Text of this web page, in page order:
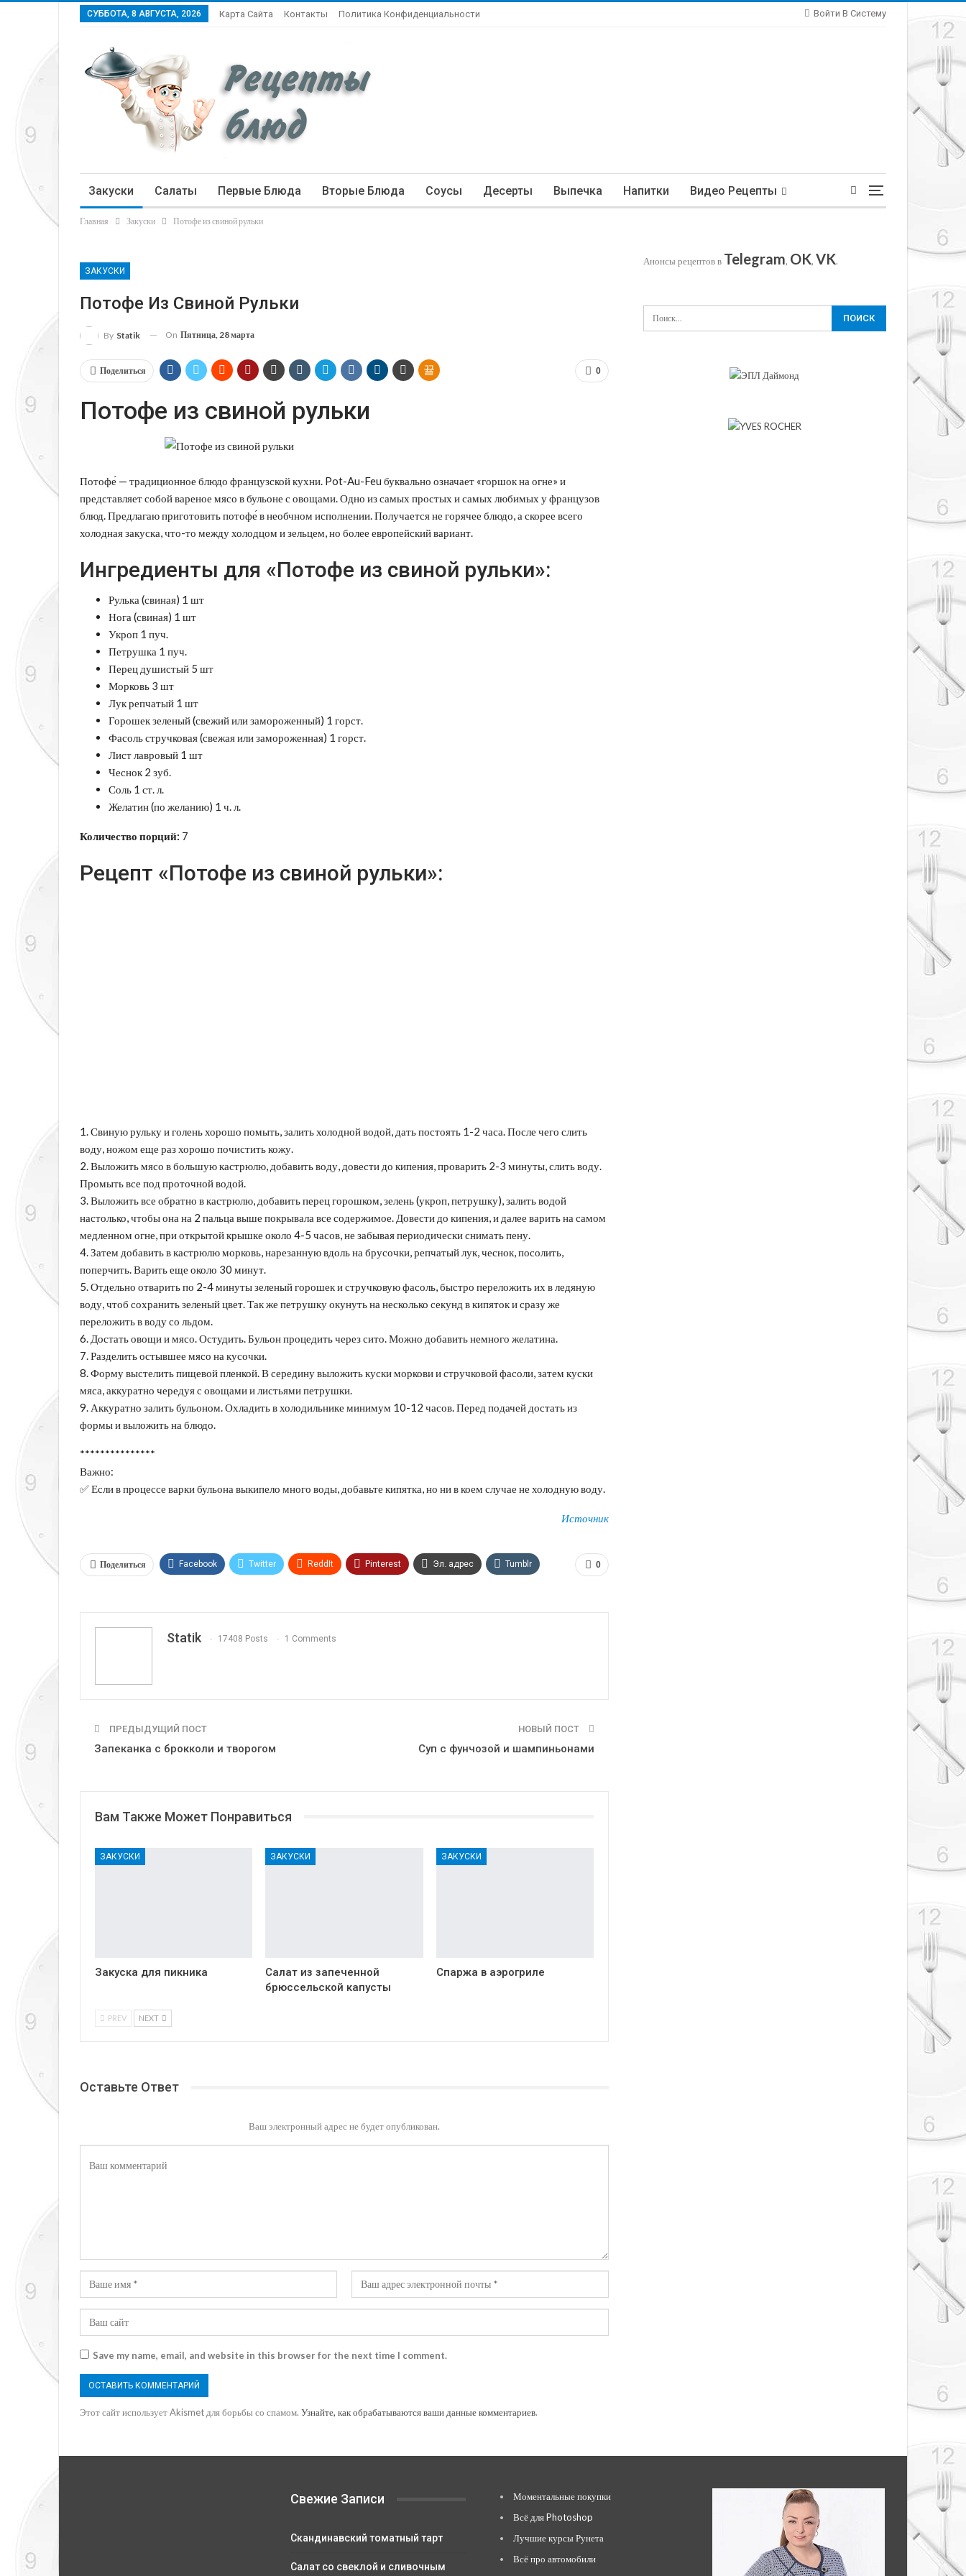
Войти В Систему
СУББОТА, 8 АВГУСТА, 2026 Карта Сайта Контакты Политика Конфиденциальности
Закуски Салаты Первые Блюда Вторые Блюда Соусы Десерты Выпечка Напитки Видео Рецепты
Статьи
Главная Закуски Потофе из свиной рульки
ЗАКУСКИ
Потофе Из Свиной Рульки
By Statik On Пятница, 28 марта
0
Поделиться
Потофе из свиной рульки
Потофе́ — традиционное блюдо французской кухни. Pot-Au-Feu буквально означает «горшок на огне» и
представляет собой вареное мясо в бульоне с овощами. Одно из самых простых и самых любимых у французов
блюд. Предлагаю приготовить потофе́ в необчном исполнении. Получается не горячее блюдо, а скорее всего
холодная закуска, что-то между холодцом и зельцем, но более европейский вариант.
Ингредиенты для «Потофе из свиной рульки»:
Рулька (свиная) 1 шт
Нога (свиная) 1 шт
Укроп 1 пуч.
Петрушка 1 пуч.
Перец душистый 5 шт
Морковь 3 шт
Лук репчатый 1 шт
Горошек зеленый (свежий или замороженный) 1 горст.
Фасоль стручковая (свежая или замороженная) 1 горст.
Лист лавровый 1 шт
Чеснок 2 зуб.
Соль 1 ст. л.
Желатин (по желанию) 1 ч. л.
Количество порций: 7
Рецепт «Потофе из свиной рульки»:
1. Свиную рульку и голень хорошо помыть, залить холодной водой, дать постоять 1-2 часа. После чего слить
воду, ножом еще раз хорошо почистить кожу.
2. Выложить мясо в большую кастрюлю, добавить воду, довести до кипения, проварить 2-3 минуты, слить воду.
Промыть все под проточной водой.
3. Выложить все обратно в кастрюлю, добавить перец горошком, зелень (укроп, петрушку), залить водой
настолько, чтобы она на 2 пальца выше покрывала все содержимое. Довести до кипения, и далее варить на самом
медленном огне, при открытой крышке около 4-5 часов, не забывая периодически снимать пену.
4. Затем добавить в кастрюлю морковь, нарезанную вдоль на брусочки, репчатый лук, чеснок, посолить,
поперчить. Варить еще около 30 минут.
5. Отдельно отварить по 2-4 минуты зеленый горошек и стручковую фасоль, быстро переложить их в ледяную
воду, чтоб сохранить зеленый цвет. Так же петрушку окунуть на несколько секунд в кипяток и сразу же
переложить в воду со льдом.
6. Достать овощи и мясо. Остудить. Бульон процедить через сито. Можно добавить немного желатина.
7. Разделить остывшее мясо на кусочки.
8. Форму выстелить пищевой пленкой. В середину выложить куски моркови и стручковой фасоли, затем куски
мяса, аккуратно чередуя с овощами и листьями петрушки.
9. Аккуратно залить бульоном. Охладить в холодильнике минимум 10-12 часов. Перед подачей достать из
формы и выложить на блюдо.
***************
Важно:
✅ Если в процессе варки бульона выкипело много воды, добавьте кипятка, но ни в коем случае не холодную воду.
Источник
0
Поделиться Facebook Twitter ReddIt Pinterest Эл. адрес Tumblr
Statik 17408 Posts 1 Comments
ПРЕДЫДУЩИЙ ПОСТ
Запеканка с брокколи и творогом
НОВЫЙ ПОСТ
Суп с фунчозой и шампиньонами
Вам Также Может Понравиться
ЗАКУСКИ
Закуска для пикника
ЗАКУСКИ
Салат из запеченной
брюссельской капусты
ЗАКУСКИ
Спаржа в аэрогриле
PREV NEXT
Оставьте Ответ
Ваш электронный адрес не будет опубликован.
Save my name, email, and website in this browser for the next time I comment.
Этот сайт использует Akismet для борьбы со спамом. Узнайте, как обрабатываются ваши данные комментариев.
Анонсы рецептов в Telegram, OK, VK.
Свежие Записи
Скандинавский томатный тарт
Салат со свеклой и сливочным
Моментальные покупки
Всё для Photoshop
Лучшие курсы Рунета
Всё про автомобили